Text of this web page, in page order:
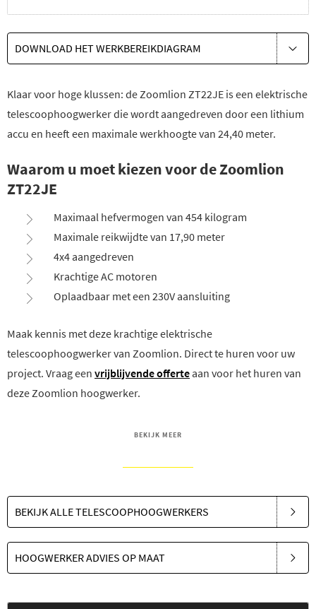
DOWNLOAD HET WERKBEREIKDIAGRAM
Klaar voor hoge klussen: de Zoomlion ZT22JE is een elektrische
telescoophoogwerker die wordt aangedreven door een lithium
accu en heeft een maximale werkhoogte van 24,40 meter.
Waarom u moet kiezen voor de Zoomlion
ZT22JE
Maximaal hefvermogen van 454 kilogram
Maximale reikwijdte van 17,90 meter
4x4 aangedreven
Krachtige AC motoren
Oplaadbaar met een 230V aansluiting
Maak kennis met deze krachtige elektrische
telescoophoogwerker van Zoomlion. Direct te huren voor uw
project. Vraag een vrijblijvende offerteaan voor het huren van
deze Zoomlion hoogwerker.
BEKIJK MEER
BEKIJK ALLE TELESCOOPHOOGWERKERS
HOOGWERKER ADVIES OP MAAT